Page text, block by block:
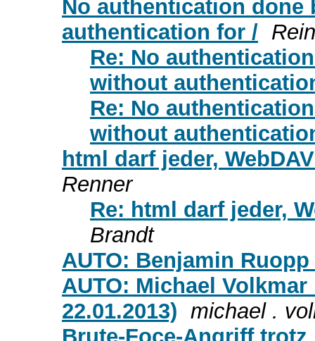
No authentication
authentication for /
Re: No
without
Re: No
without
html darf jeder,
Renner
Re: html darf jeder,
Brandt
AUTO: Benjamin
AUTO: Michael
22.01.2013) michael .